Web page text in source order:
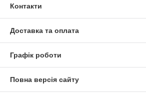
Контакти
Доставка та оплата
Графік роботи
Повна версія сайту